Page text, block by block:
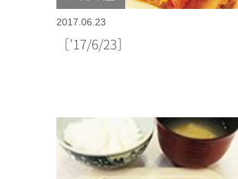
2017.06.23
［’17/6/23］